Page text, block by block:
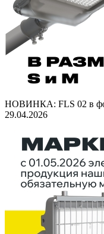
НОВИНКА: FLS 02 в
29.04.2026